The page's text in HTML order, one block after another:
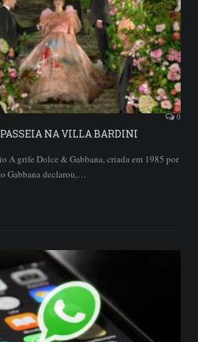
0
NA VILLA BARDINI
A grife Dolce & Gabbana, criada em 1985 por
Gabbana declarou,…